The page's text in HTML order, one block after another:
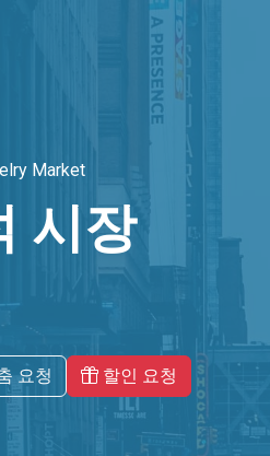
Market
시장
요청 할인 요청